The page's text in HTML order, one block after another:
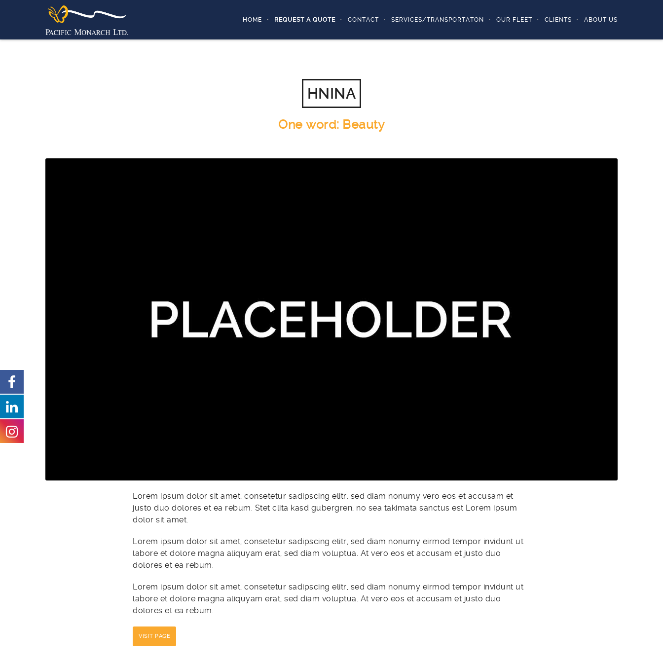
HOME REQUEST A QUOTE CONTACT SERVICES/TRANSPORTATON OUR FLEET CLIENTS ABOUT US
HNINA
One word: Beauty
Lorem ipsum dolor sit amet, consetetur sadipscing elitr, sed diam nonumy vero eos et accusam et
justo duo dolores et ea rebum. Stet clita kasd gubergren, no sea takimata sanctus est Lorem ipsum
dolor sit amet.
Lorem ipsum dolor sit amet, consetetur sadipscing elitr, sed diam nonumy eirmod tempor invidunt ut
labore et dolore magna aliquyam erat, sed diam voluptua. At vero eos et accusam et justo duo
dolores et ea rebum.
Lorem ipsum dolor sit amet, consetetur sadipscing elitr, sed diam nonumy eirmod tempor invidunt ut
labore et dolore magna aliquyam erat, sed diam voluptua. At vero eos et accusam et justo duo
dolores et ea rebum.
VISIT PAGE